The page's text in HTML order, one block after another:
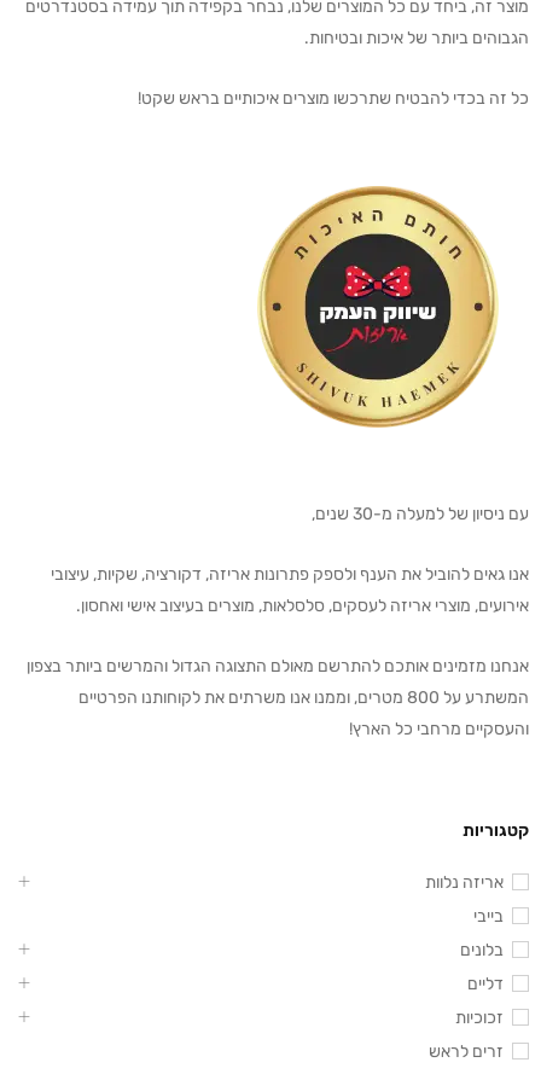
מוצר זה, ביחד עם כל המוצרים שלנו, נבחר בקפידה תוך עמידה בסטנדרטים
הגבוהים ביותר של איכות ובטיחות.
כל זה בכדי להבטיח שתרכשו מוצרים איכותיים בראש שקט!
עם ניסיון של למעלה מ-30 שנים,
אנו גאים להוביל את הענף ולספק פתרונות אריזה, דקורציה, שקיות, עיצובי
אירועים, מוצרי אריזה לעסקים, סלסלאות, מוצרים בעיצוב אישי ואחסון.
אנחנו מזמינים אותכם להתרשם מאולם התצוגה הגדול והמרשים ביותר בצפון
המשתרע על 800 מטרים, וממנו אנו משרתים את לקוחותנו הפרטיים
והעסקיים מרחבי כל הארץ!
קטגוריות
אריזה נלוות
בייבי
בלונים
דליים
זכוכיות
זרים לראש